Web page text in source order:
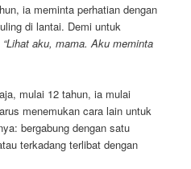
ia meminta perhatian dengan
di lantai. Demi untuk
“Lihat aku, mama. Aku meminta
mulai 12 tahun, ia mulai
menemukan cara lain untuk
bergabung dengan satu
terkadang terlibat dengan